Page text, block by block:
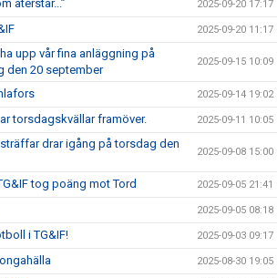
återstår...” 2025-09-20 17:17
2025-09-20 11:17
upp vår fina anläggning på
den 20 september
2025-09-15 10:09
2025-09-14 19:02
torsdagskvällar framöver. 2025-09-11 10:05
drar igång på torsdag den
2025-09-08 15:00
tog poäng mot Tord 2025-09-05 21:41
2025-09-05 08:18
i TG&IF! 2025-09-03 09:17
2025-08-30 19:05